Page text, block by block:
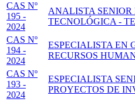
CAS Nº
195 -
2024
ANALISTA
TECNOLÓGICA -
CAS Nº
194 -
2024
ESPECIALISTA EN
RECURSOS
CAS Nº
193 -
2024
ESPECIALISTA
PROYECTOS DE